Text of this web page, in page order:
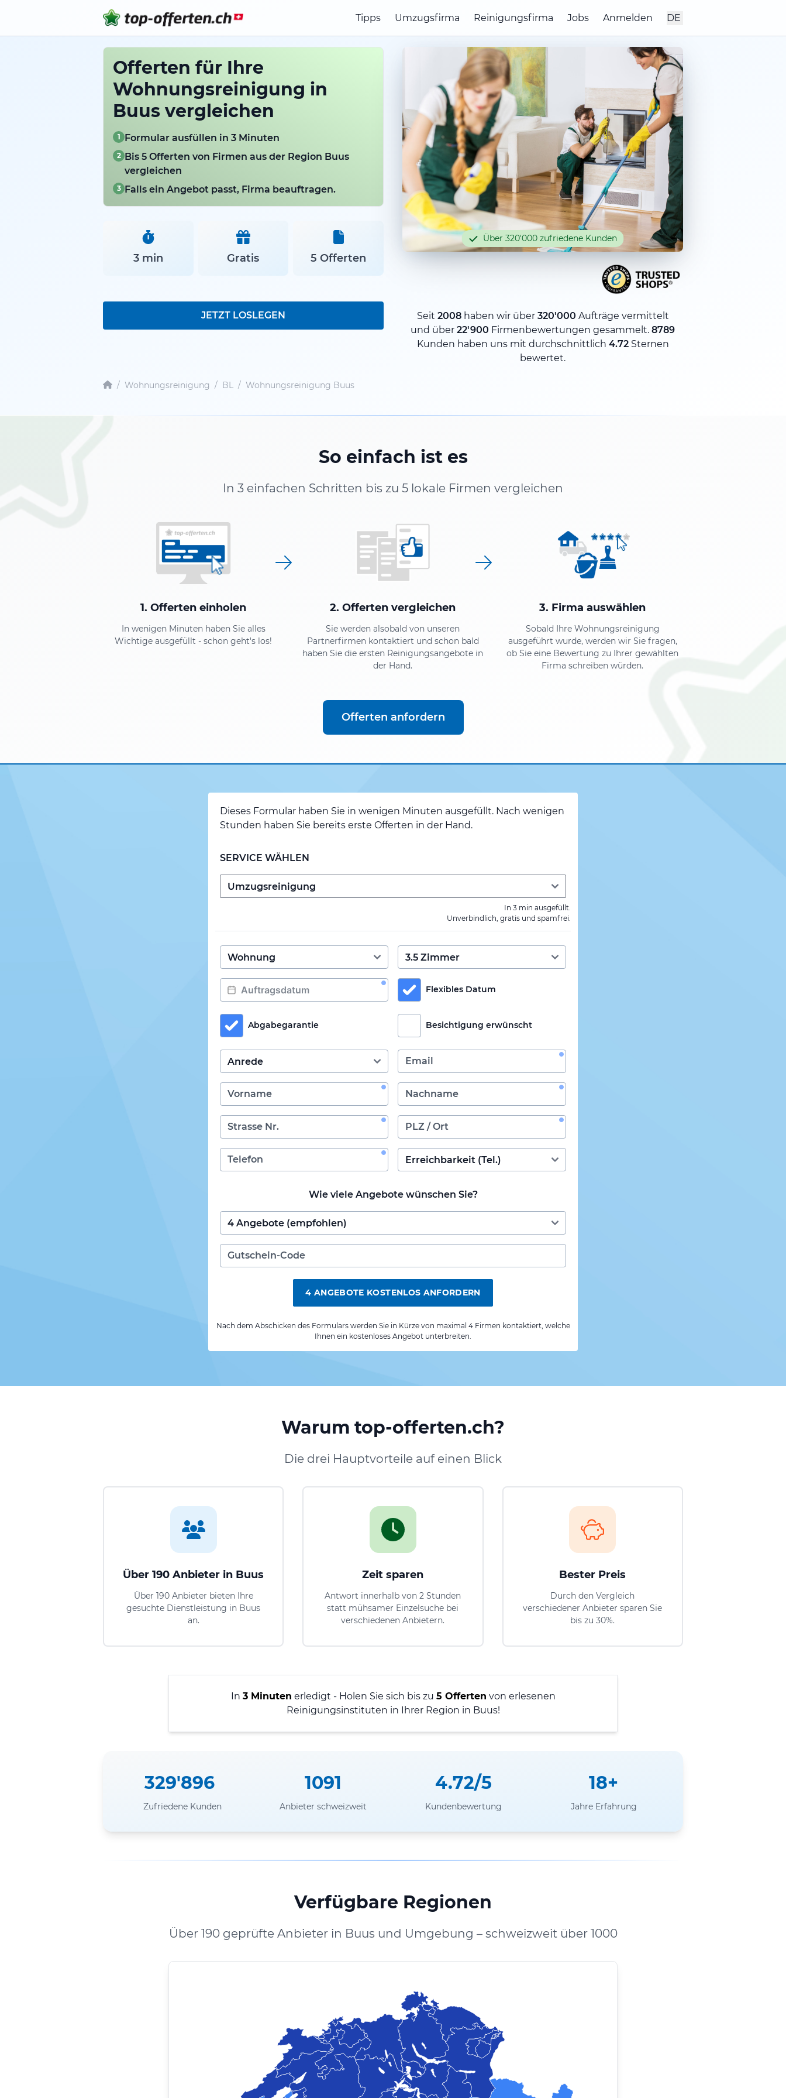
Tipps Umzugsfirma Reinigungsfirma Jobs Anmelden DE
Offerten für Ihre
Wohnungsreinigung in
Buus vergleichen
1 Formular ausfüllen in 3 Minuten
2 Bis 5 Offerten von Firmen aus der Region Buus
vergleichen
3 Falls ein Angebot passt, Firma beauftragen.
3 min Gratis 5 Offerten
JETZT LOSLEGEN
Über 320'000 zufriedene Kunden
Seit 2008haben wir über 320'000 Aufträge vermittelt
und über 22'900 Firmenbewertungen gesammelt. 8789
Kunden haben uns mit durchschnittlich 4.72Sternen
bewertet.
/ Wohnungsreinigung / BL / Wohnungsreinigung Buus
So einfach ist es
In 3 einfachen Schritten bis zu 5 lokale Firmen vergleichen
1. Offerten einholen
In wenigen Minuten haben Sie alles
Wichtige ausgefüllt - schon geht's los!
2. Offerten vergleichen
Sie werden alsobald von unseren
Partnerfirmen kontaktiert und schon bald
haben Sie die ersten Reinigungsangebote in
der Hand.
3. Firma auswählen
Sobald Ihre Wohnungsreinigung
ausgeführt wurde, werden wir Sie fragen,
ob Sie eine Bewertung zu Ihrer gewählten
Firma schreiben würden.
Offerten anfordern
Dieses Formular haben Sie in wenigen Minuten ausgefüllt. Nach wenigen
Stunden haben Sie bereits erste Offerten in der Hand.
SERVICE WÄHLEN
In 3 min ausgefüllt.
Unverbindlich, gratis und spamfrei.
Flexibles Datum
Abgabegarantie Besichtigung erwünscht
Wie viele Angebote wünschen Sie?
4 ANGEBOTE KOSTENLOS ANFORDERN
Nach dem Abschicken des Formulars werden Sie in Kürze von maximal 4 Firmen kontaktiert, welche
Ihnen ein kostenloses Angebot unterbreiten.
Warum top-offerten.ch?
Die drei Hauptvorteile auf einen Blick
Über 190 Anbieter in Buus
Über 190 Anbieter bieten Ihre
gesuchte Dienstleistung in Buus
an.
Zeit sparen
Antwort innerhalb von 2 Stunden
statt mühsamer Einzelsuche bei
verschiedenen Anbietern.
Bester Preis
Durch den Vergleich
verschiedener Anbieter sparen Sie
bis zu 30%.
In 3 Minuten erledigt - Holen Sie sich bis zu 5 Offerten von erlesenen
Reinigungsinstituten in Ihrer Region in Buus!
329'896
Zufriedene Kunden
1091
Anbieter schweizweit
4.72/5
Kundenbewertung
18+
Jahre Erfahrung
Verfügbare Regionen
Über 190 geprüfte Anbieter in Buus und Umgebung – schweizweit über 1000